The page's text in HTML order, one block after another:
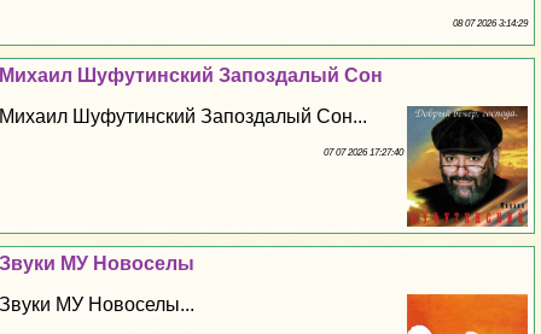
08 07 2026 3:14:29
Михаил Шуфутинский Запоздалый Сон
Михаил Шуфутинский Запоздалый Сон...
07 07 2026 17:27:40
Звуки МУ Новоселы
Звуки МУ Новоселы...